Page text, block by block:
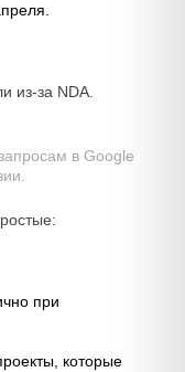
из-за NDA.
в Google
при
которые